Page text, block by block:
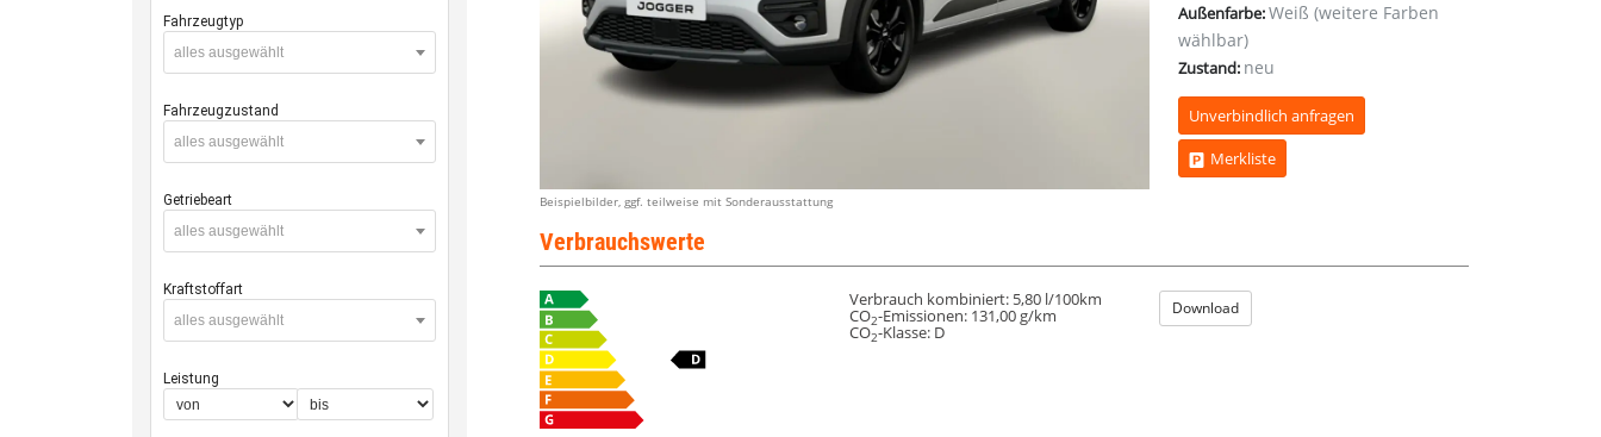
Beispielbilder, ggf. teilweise mit Sonderausstattung
Außenfarbe:Weiß (weitere Farben
wählbar)
Zustand: neu
Unverbindlich anfragen
Merkliste
Verbrauchswerte
Verbrauch kombiniert: 5,80 l/100km
CO2-Emissionen: 131,00 g/km
CO2-Klasse: D
Download
Fahrzeugtyp
alles ausgewählt
Fahrzeugzustand
alles ausgewählt
Getriebeart
alles ausgewählt
Kraftstoffart
alles ausgewählt
Leistung